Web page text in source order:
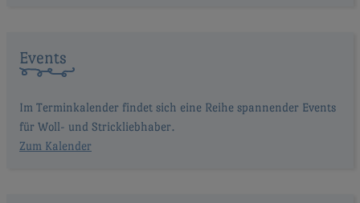
Events
Im Terminkalender findet sich eine Reihe spannender Events
für Woll- und Strickliebhaber.
Zum Kalender